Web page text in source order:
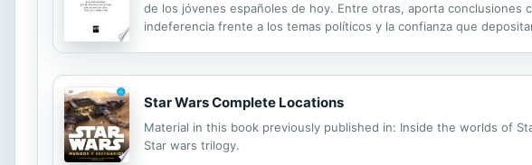
de los jóvenes españoles de hoy. Entre otras, aporta
indeferencia frente a los temas políticos y la confianza que
Star Wars Complete Locations
Material in this book previously published in: Inside the worlds of
Star wars trilogy.